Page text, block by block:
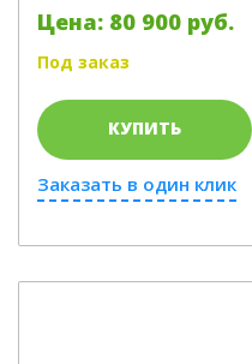
Цена: 80 900 руб.
Под заказ
КУПИТЬ
Заказать в один клик